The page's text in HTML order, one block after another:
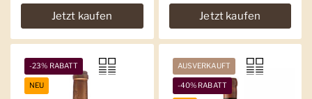
Jetzt kaufen Jetzt kaufen
-23% RABATT
NEU
AUSVERKAUFT
-40% RABATT